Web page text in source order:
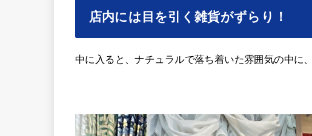
店内には目を引く雑貨がずらり！
中に入ると、ナチュラルで落ち着いた雰囲気の中に